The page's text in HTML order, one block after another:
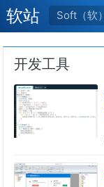
软站
开发工具